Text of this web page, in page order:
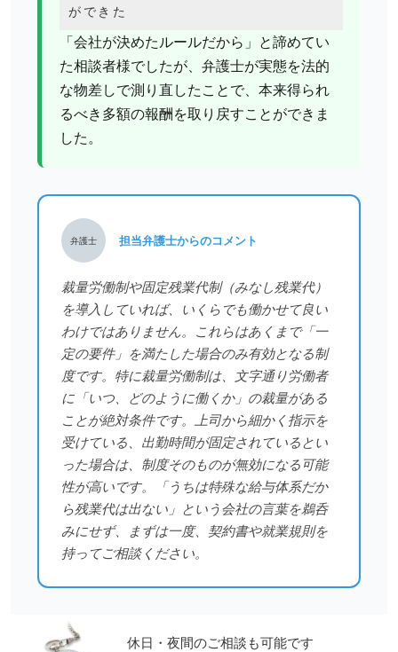
ができた
「会社が決めたルールだから」と諦めてい
た相談者様でしたが、弁護士が実態を法的
な物差しで測り直したことで、本来得られ
るべき多額の報酬を取り戻すことができま
した。
弁護士 担当弁護士からのコメント
裁量労働制や固定残業代制（みなし残業代）
を導入していれば、いくらでも働かせて良い
わけではありません。これらはあくまで「一
定の要件」を満たした場合のみ有効となる制
度です。特に裁量労働制は、文字通り労働者
に「いつ、どのように働くか」の裁量がある
ことが絶対条件です。上司から細かく指示を
受けている、出勤時間が固定されているとい
った場合は、制度そのものが無効になる可能
性が高いです。「うちは特殊な給与体系だか
ら残業代は出ない」という会社の言葉を鵜呑
みにせず、まずは一度、契約書や就業規則を
持ってご相談ください。
休日・夜間のご相談も可能です